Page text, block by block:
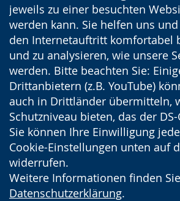
jeweils zu einer besuchten
werden kann. Sie helfen uns
den Internetauftritt komfortabel
und zu analysieren, wie unsere
werden. Bitte beachten Sie:
Drittanbietern (z.B. YouTube)
auch in Drittländer übermitteln,
Schutzniveau bieten, das der
Sie können Ihre Einwilligung
Cookie-Einstellungen unten auf
widerrufen.
Weitere Informationen finden
Datenschutzerklärung.